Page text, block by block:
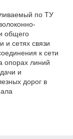
по ТУ
общего
и сетях связи
к сети
опорах линий
и
дорог в